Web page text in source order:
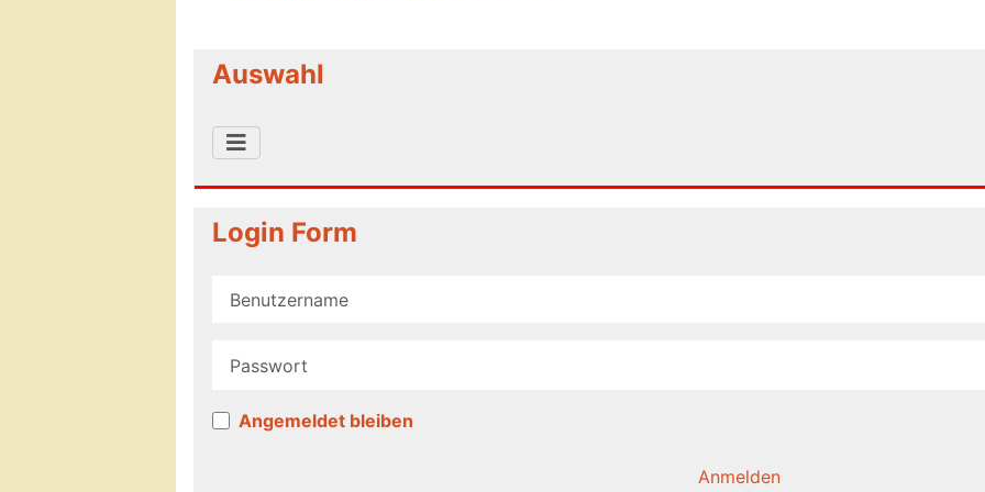
Auswahl
Login Form
Benutzername
Angemeldet bleiben
Anmelden